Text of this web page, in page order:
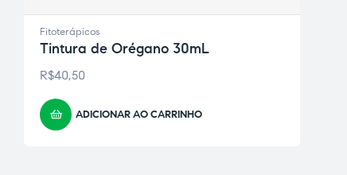
Fitoterápicos
Tintura de Orégano 30mL
R$40,50
ADICIONAR AO CARRINHO